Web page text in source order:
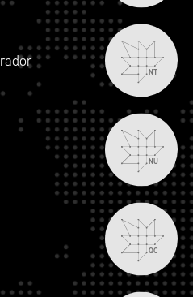
NT
NU
QC